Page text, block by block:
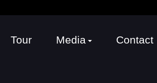
Tour Media Contact